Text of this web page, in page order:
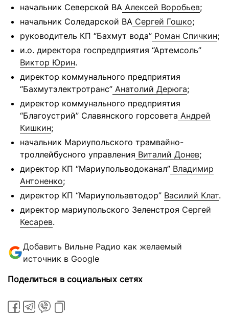
начальник Северской ВА Алексей Воробьев;
начальник Соледарской ВА Сергей Гошко;
руководитель КП “Бахмут вода” Роман Спичкин;
и.о. директора госпредприятия “Артемсоль”
Виктор Юрин.
директор коммунального предприятия
“Бахмутэлектротранс” Анатолий Дерюга;
директор коммунального предприятия
“Благоустрий” Славянского горсовета Андрей
Кишкин;
начальник Мариупольского трамвайно-
троллейбусного управления Виталий Донев;
директор КП “Мариупольводоканал” Владимир
Антоненко;
директор КП “Мариупольавтодор” Василий Клат.
директор мариупольского Зеленстроя Сергей
Кесарев.
Добавить Вильне Радио как желаемый
источник в Google
Поделиться в социальных сетях